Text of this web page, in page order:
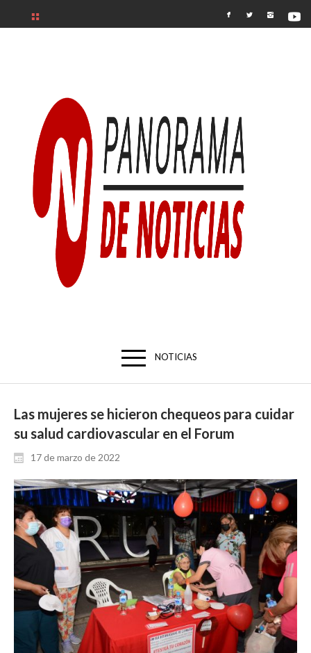
NOTICIAS
Las mujeres se hicieron chequeos para cuidar
su salud cardiovascular en el Forum
17 de marzo de 2022